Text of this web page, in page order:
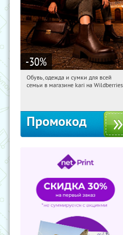
-30%
13:45:11 Получили:
Обувь, одежда и сумки для всей
семьи в магазине kari на Wildberries
Промокод